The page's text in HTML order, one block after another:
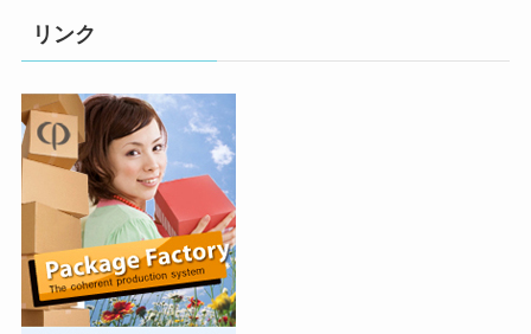
リンク